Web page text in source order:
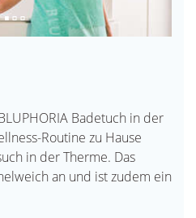
Badetuch in der
Routine zu Hause
in der Therme. Das
an und ist zudem ein